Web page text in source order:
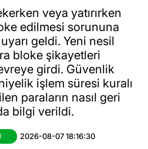
veya yatırırken
edilmesi sorununa
geldi. Yeni nesil
bloke şikayetleri
girdi. Güvenlik
işlem süresi kuralı
paraların nasıl geri
bilgi verildi.
2026-08-07 18:16:30